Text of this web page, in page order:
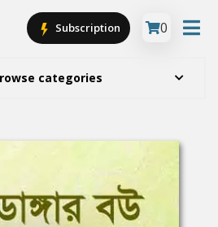
categories
Subscription 0